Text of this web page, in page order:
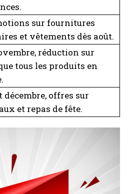
IN
Privacy Policy
sur fournitures
et vêtements dès août.
réduction sur
tous les produits en
décembre, offres sur
et repas de fête.